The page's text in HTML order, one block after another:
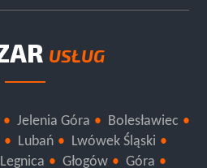
USŁUG
Jelenia Góra
Bolesławiec
Lubań
Lwówek Śląski